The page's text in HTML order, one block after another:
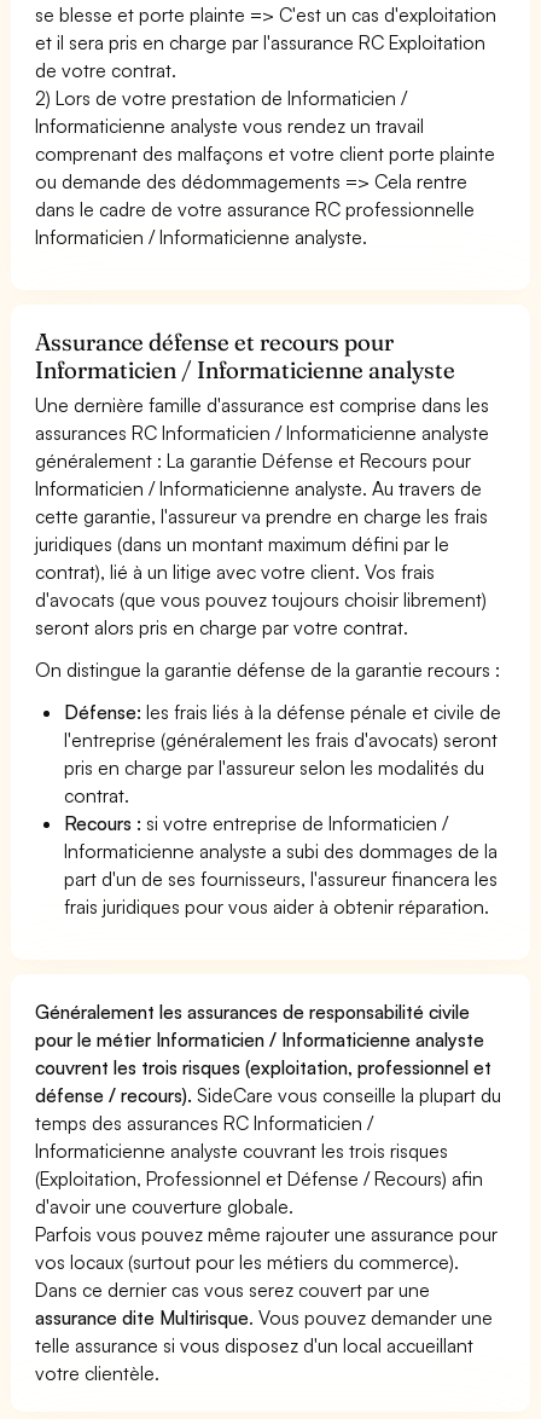
se blesse et porte plainte => C'est un cas d'exploitation
et il sera pris en charge par l'assurance RC Exploitation
de votre contrat.
2) Lors de votre prestation de Informaticien /
Informaticienne analyste vous rendez un travail
comprenant des malfaçons et votre client porte plainte
ou demande des dédommagements => Cela rentre
dans le cadre de votre assurance RC professionnelle
Informaticien / Informaticienne analyste.
Assurance défense et recours pour
Informaticien / Informaticienne analyste
Une dernière famille d'assurance est comprise dans les
assurances RC Informaticien / Informaticienne analyste
généralement : La garantie Défense et Recours pour
Informaticien / Informaticienne analyste. Au travers de
cette garantie, l'assureur va prendre en charge les frais
juridiques (dans un montant maximum défini par le
contrat), lié à un litige avec votre client. Vos frais
d'avocats (que vous pouvez toujours choisir librement)
seront alors pris en charge par votre contrat.
On distingue la garantie défense de la garantie recours :
Défense: les frais liés à la défense pénale et civile de
l'entreprise (généralement les frais d'avocats) seront
pris en charge par l'assureur selon les modalités du
contrat.
Recours : si votre entreprise de Informaticien /
Informaticienne analyste a subi des dommages de la
part d'un de ses fournisseurs, l'assureur financera les
frais juridiques pour vous aider à obtenir réparation.
Généralement les assurances de responsabilité civile
pour le métier Informaticien / Informaticienne analyste
couvrent les trois risques (exploitation, professionnel et
défense / recours). SideCare vous conseille la plupart du
temps des assurances RC Informaticien /
Informaticienne analyste couvrant les trois risques
(Exploitation, Professionnel et Défense / Recours) afin
d'avoir une couverture globale.
Parfois vous pouvez même rajouter une assurance pour
vos locaux (surtout pour les métiers du commerce).
Dans ce dernier cas vous serez couvert par une
assurance dite Multirisque. Vous pouvez demander une
telle assurance si vous disposez d'un local accueillant
votre clientèle.